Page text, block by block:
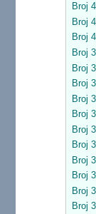
Broj
Broj
Broj
Broj
Broj
Broj
Broj
Broj
Broj
Broj
Broj
Broj
Broj
Broj